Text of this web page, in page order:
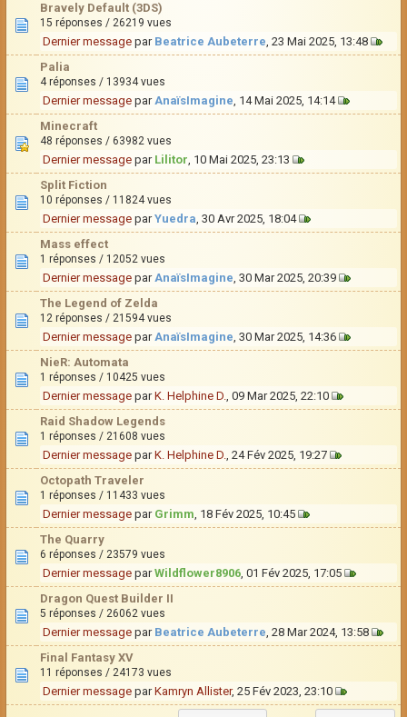
Bravely Default (3DS)
15 réponses / 26219 vues
Dernier message par Beatrice Aubeterre, 23 Mai 2025, 13:48
Palia
4 réponses / 13934 vues
Dernier message parAnaïsImagine, 14 Mai 2025, 14:14
Minecraft
48 réponses / 63982 vues
Dernier message par Lilitor, 10 Mai 2025, 23:13
Split Fiction
10 réponses / 11824 vues
Dernier message parYuedra, 30 Avr 2025, 18:04
Mass effect
1 réponses / 12052 vues
Dernier message parAnaïsImagine, 30 Mar 2025, 20:39
The Legend of Zelda
12 réponses / 21594 vues
Dernier message parAnaïsImagine, 30 Mar 2025, 14:36
NieR: Automata
1 réponses / 10425 vues
Dernier message parK. Helphine D., 09 Mar 2025, 22:10
Raid Shadow Legends
1 réponses / 21608 vues
Dernier message parK. Helphine D., 24 Fév 2025, 19:27
Octopath Traveler
1 réponses / 11433 vues
Dernier message par Grimm, 18 Fév 2025, 10:45
The Quarry
6 réponses / 23579 vues
Dernier message parWildflower8906, 01 Fév 2025, 17:05
Dragon Quest Builder II
5 réponses / 26062 vues
Dernier message par Beatrice Aubeterre, 28 Mar 2024, 13:58
Final Fantasy XV
11 réponses / 24173 vues
Dernier message parKamryn Allister, 25 Fév 2023, 23:10